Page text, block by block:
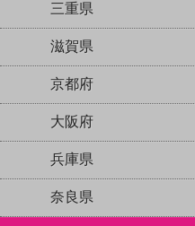
三重県
滋賀県
京都府
大阪府
兵庫県
奈良県